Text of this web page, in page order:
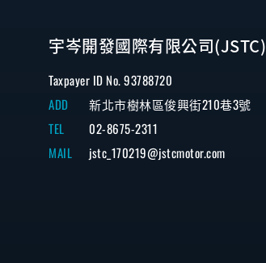
宇岑開發國際有限公司(JSTC)
Taxpayer ID No. 93788720
ADD
新北市樹林區俊興街210巷3號
TEL
02-8675-2311
MAIL
jstc_170219@jstcmotor.com